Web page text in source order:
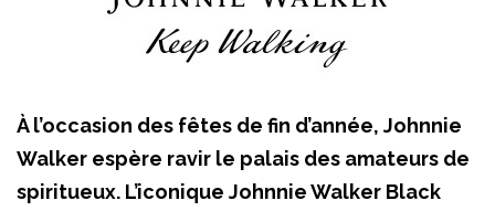
À l’occasion des fêtes de fin d’année, Johnnie
Walker espère ravir le palais des amateurs de
spiritueux. L’iconique Johnnie Walker Black